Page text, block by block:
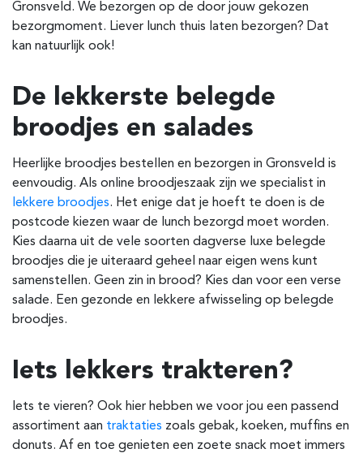
Gronsveld. We bezorgen op de door jouw gekozen
bezorgmoment. Liever lunch thuis laten bezorgen? Dat
kan natuurlijk ook!
De lekkerste belegde
broodjes en salades
Heerlijke broodjes bestellen en bezorgen in Gronsveld is
eenvoudig. Als online broodjeszaak zijn we specialist in
lekkere broodjes. Het enige dat je hoeft te doen is de
postcode kiezen waar de lunch bezorgd moet worden.
Kies daarna uit de vele soorten dagverse luxe belegde
broodjes die je uiteraard geheel naar eigen wens kunt
samenstellen. Geen zin in brood? Kies dan voor een verse
salade. Een gezonde en lekkere afwisseling op belegde
broodjes.
Iets lekkers trakteren?
Iets te vieren? Ook hier hebben we voor jou een passend
assortiment aan traktaties zoals gebak, koeken, muffins en
donuts. Af en toe genieten een zoete snack moet immers